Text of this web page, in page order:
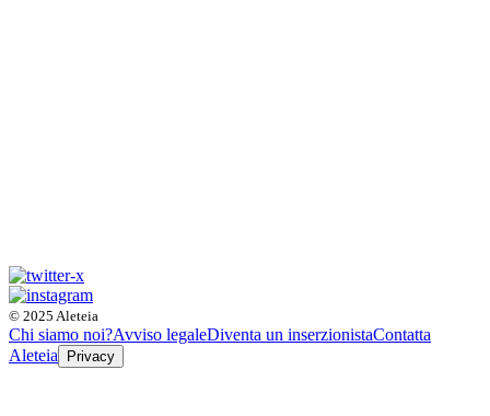
© 2025 Aleteia
Chi siamo noi?Avviso legaleDiventa un inserzionistaContatta
Aleteia
Privacy